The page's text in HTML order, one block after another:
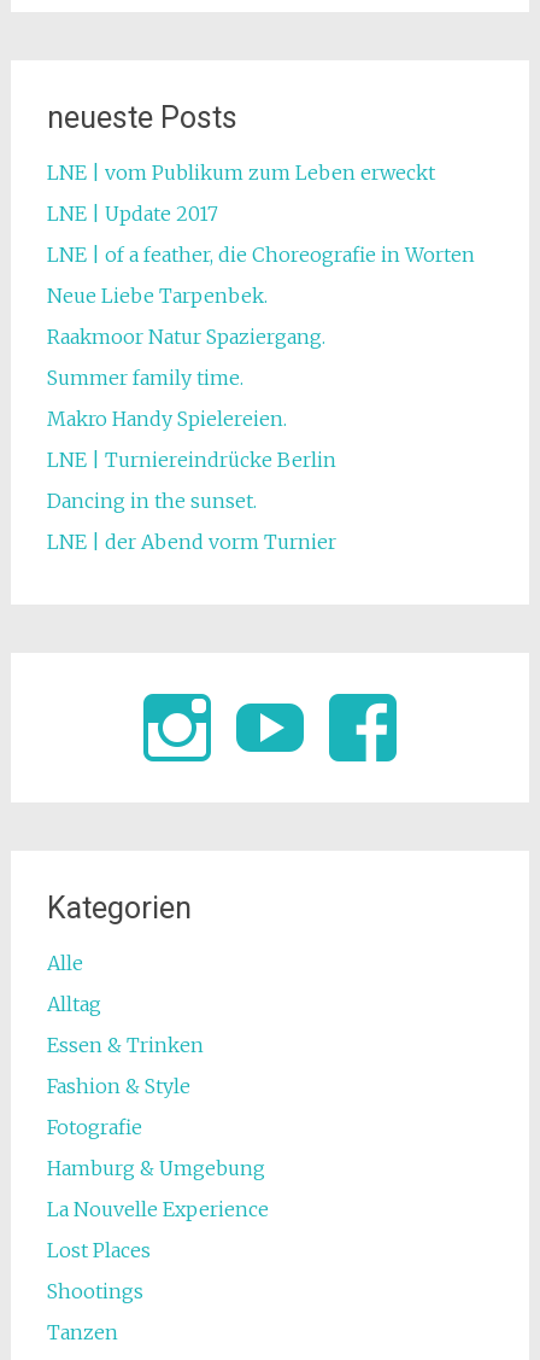
neueste Posts
LNE | vom Publikum zum Leben erweckt
LNE | Update 2017
LNE | of a feather, die Choreografie in Worten
Neue Liebe Tarpenbek.
Raakmoor Natur Spaziergang.
Summer family time.
Makro Handy Spielereien.
LNE | Turniereindrücke Berlin
Dancing in the sunset.
LNE | der Abend vorm Turnier
Kategorien
Alle
Alltag
Essen & Trinken
Fashion & Style
Fotografie
Hamburg & Umgebung
La Nouvelle Experience
Lost Places
Shootings
Tanzen